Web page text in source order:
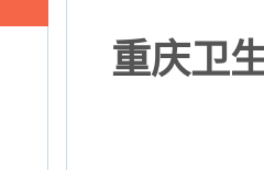
重庆卫